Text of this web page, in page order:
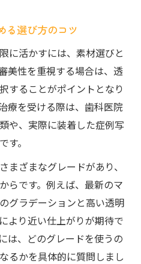
る選び方のコツ
に活かすには、素材選びと
美性を重視する場合は、透
することがポイントとなり
療を受ける際は、歯科医院
や、実際に装着した症例写
す。
まざまなグレードがあり、
らです。例えば、最新のマ
グラデーションと高い透明
より近い仕上がりが期待で
は、どのグレードを使うの
るかを具体的に質問しまし